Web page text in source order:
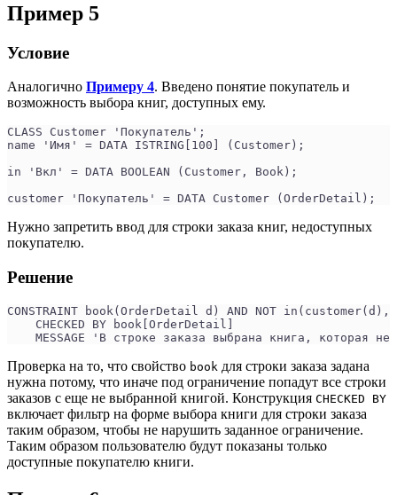
Пример 5
Условие
Аналогично Примеру 4. Введено понятие покупатель и
возможность выбора книг, доступных ему.
CLASS Customer 'Покупатель';
name 'Имя' = DATA ISTRING[100] (Customer);
in 'Вкл' = DATA BOOLEAN (Customer, Book);
customer 'Покупатель' = DATA Customer (OrderDetail);
Нужно запретить ввод для строки заказа книг, недоступных
покупателю.
Решение
CONSTRAINT book(OrderDetail d) AND NOT
    CHECKED BY book[OrderDetail]
MESSAGE 'В строке заказа выбрана книга, которая не
Проверка на то, что свойство book для строки заказа задана
нужна потому, что иначе под ограничение попадут все строки
заказов с еще не выбранной книгой. Конструкция CHECKED BY
включает фильтр на форме выбора книги для строки заказа
таким образом, чтобы не нарушить заданное ограничение.
Таким образом пользователю будут показаны только
доступные покупателю книги.